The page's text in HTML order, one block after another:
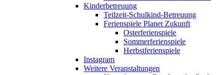
Kinderbetreuung
Teilzeit-Schulkind-Betreuung
Ferienspiele Planet Zukunft
Osterferienspiele
Sommerferienspiele
Herbstferienspiele
Instagram
Weitere Veranstaltungen